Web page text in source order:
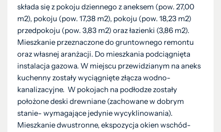
składa się z pokoju dziennego z aneksem (pow. 27,00
m2), pokoju (pow. 17,38 m2), pokoju (pow. 18,23 m2)
przedpokoju (pow. 3,83 m2) oraz łazienki (3,86 m2).
Mieszkanie przeznaczone do gruntownego remontu
oraz własnej aranżacji. Do mieszkania podciągnięta
instalacja gazowa. W miejscu przewidzianym na aneks
kuchenny zostały wyciągnięte złącza wodno-
kanalizacyjne. W pokojach na podłodze zostały
położone deski drewniane (zachowane w dobrym
stanie- wymagające jedynie wycyklinowania).
Mieszkanie dwustronne, ekspozycja okien wschód-